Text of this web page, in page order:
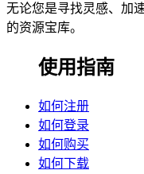
无论您是寻找灵感、加
的资源宝库。
使用指南
如何注册
如何登录
如何购买
如何下载